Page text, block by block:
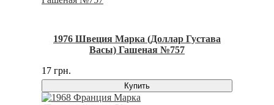
1976 Швеция Марка (Доллар Густава
Васы) Гашеная №757
17 грн.
Купить